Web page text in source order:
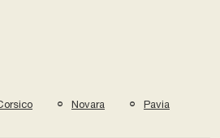
Novara Pavia